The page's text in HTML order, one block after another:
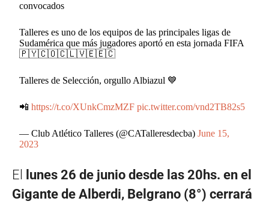
convocados
Talleres es uno de los equipos de las principales ligas de
Sudamérica que más jugadores aportó en esta jornada FIFA
🇵🇾🇨🇴🇨🇱🇻🇪🇪🇨
Talleres de Selección, orgullo Albiazul 💙
📲https://t.co/XUnkCmzMZF pic.twitter.com/vnd2TB82s5
— Club Atlético Talleres (@CATalleresdecba)June 15,
2023
El
lunes 26 de junio desde las 20hs. en el
Gigante de Alberdi, Belgrano (8°) cerrará